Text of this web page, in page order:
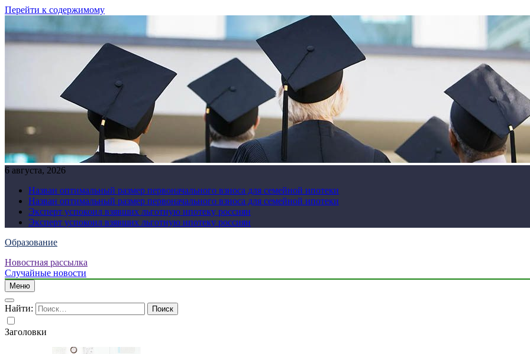
Перейти к содержимому
6 августа, 2026
Назван оптимальный размер первоначального взноса для семейной ипотеки
Назван оптимальный размер первоначального взноса для семейной ипотеки
Эксперт успокоил взявших льготную ипотеку россиян
Эксперт успокоил взявших льготную ипотеку россиян
Образование
Новостная рассылка
Случайные новости
Меню
Найти:
Заголовки